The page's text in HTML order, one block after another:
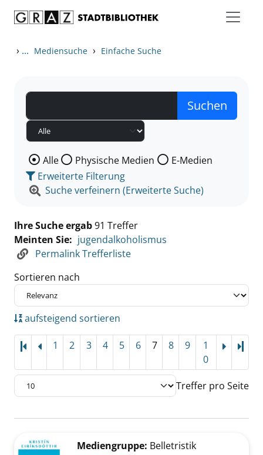
› ... Mediensuche › Einfache Suche
Wählen Sie die Medienart nach der Sie suchen wollen.
Alle Physische Medien
E-Medien
Erweiterte Filterung
Suche verfeinern (Erweiterte Suche)
Ihre Suche ergab91 Treffer
Meinten Sie: jugendalkoholismus
Permalink Trefferliste
Sortieren nach
aufsteigend sortieren
1 2 3 4 5 6 7 8 9
1
0
Treffer pro Seite
Zu den Suchfiltern springen
Mediengruppe: Belletristik